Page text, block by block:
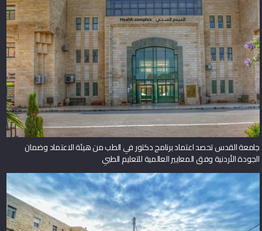
جامعة القدس تحصد اعتماد برنامج دكتور في الطب من هيئة الاعتماد وضمان
الجودة الأردنية وفق المعايير العالمية للتعليم الطبي